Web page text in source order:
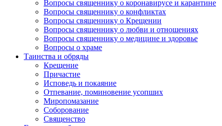
Вопросы священнику о коронавирусе и карантине
Вопросы священнику о конфликтах
Вопросы священнику о Крещении
Вопросы священнику о любви и отношениях
Вопросы священнику о медицине и здоровье
Вопросы о храме
Таинства и обряды
Крещение
Причастие
Исповедь и покаяние
Отпевание, поминовение усопших
Миропомазание
Соборование
Священство